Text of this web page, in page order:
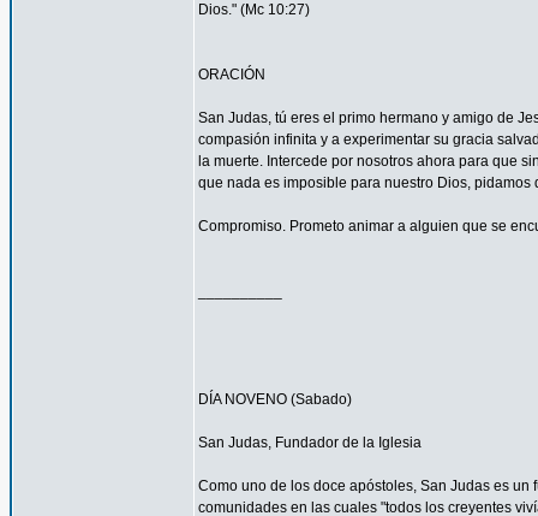
Dios." (Mc 10:27)
ORACIÓN
San Judas, tú eres el primo hermano y amigo de
compasión infinita y a experimentar su gracia
la muerte. Intercede por nosotros ahora para que
que nada es imposible para nuestro Dios,
Compromiso. Prometo animar a alguien que se
DÍA NOVENO (Sabado)
San Judas, Fundador de la Iglesia
Como uno de los doce apóstoles, San Judas es
comunidades en las cuales "todos los creyentes